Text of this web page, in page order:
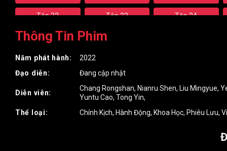
Tập 22 Tập 23 Tập 24
Tập 29 Tập 30
Tập 36
Tập 43 Tập 44
Tập 50 Tập 51
Tập 57 Tập 58 Tập 59
Thông Tin Phim
Năm phát hành:
2022
Đạo diễn:
Đang cập nhật
Diễn viên:
Chang Rongshan, Nianru Shen, Liu Mingyue,
Yuntu Cao, Tong Yin,
Thể loại:
Chính Kịch, Hành Động, Khoa Học, Phiêu Lưu,